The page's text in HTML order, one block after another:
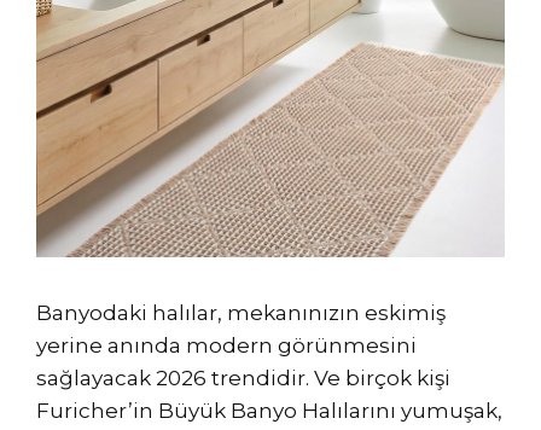
Banyodaki halılar, mekanınızın eskimiş
yerine anında modern görünmesini
sağlayacak 2026 trendidir. Ve birçok kişi
Furicher’in Büyük Banyo Halılarını yumuşak,